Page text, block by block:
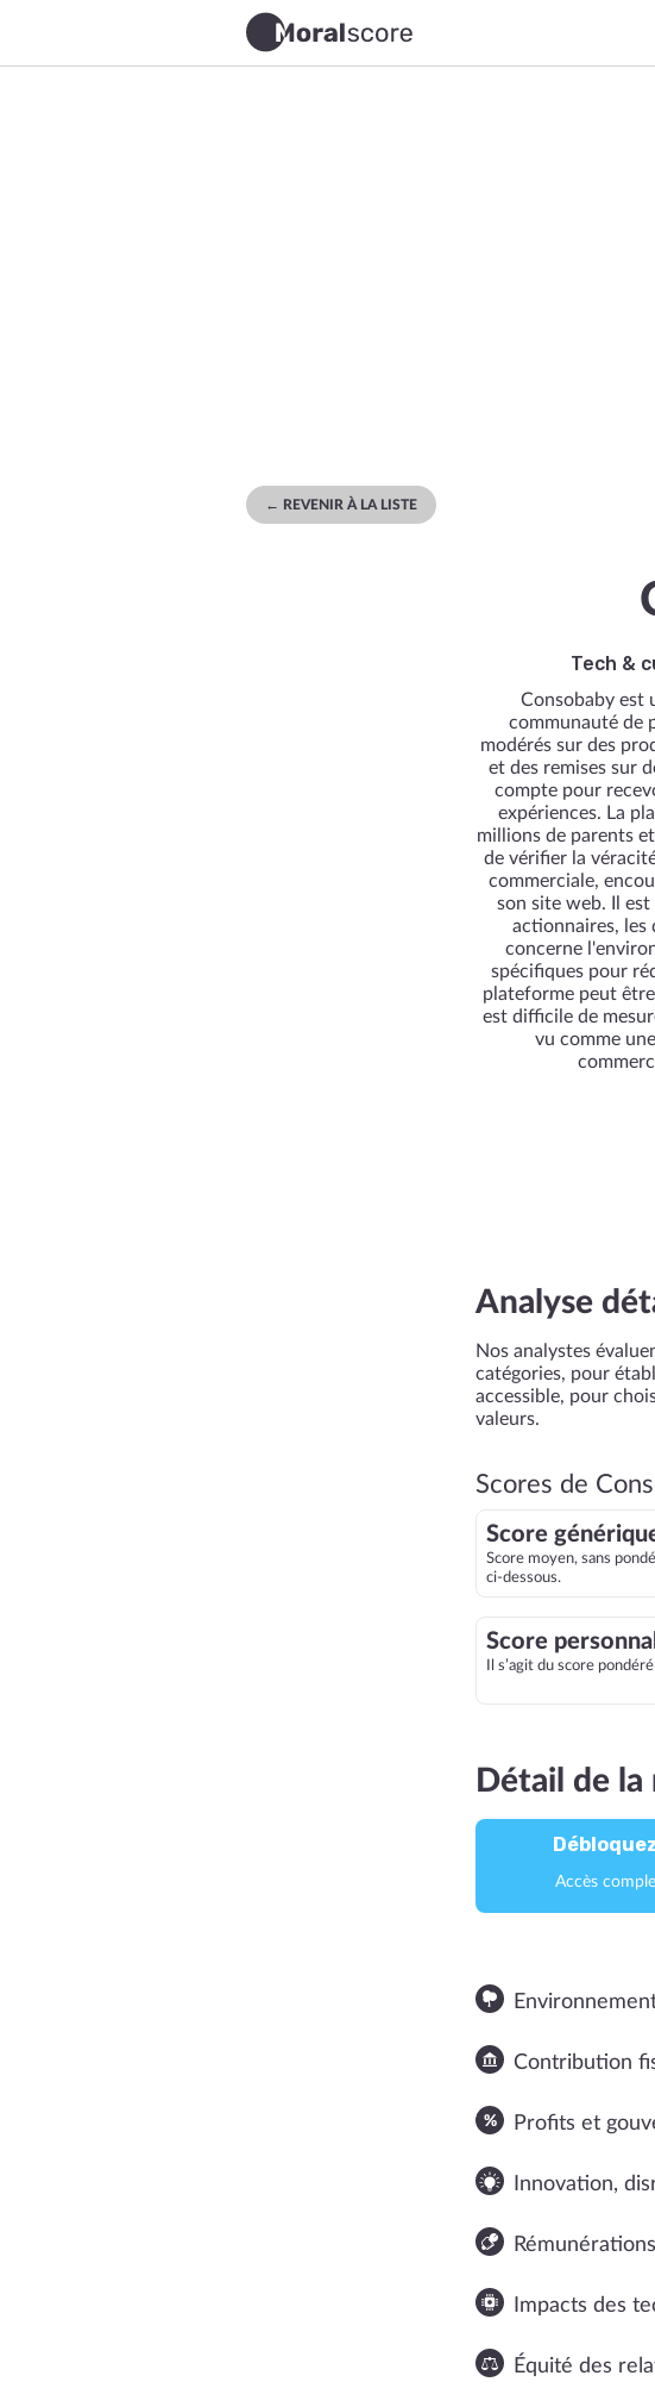
← REVENIR À LA LISTE
Tech &
Consobaby est
communauté de
modérés sur des
et des remises sur
compte pour
expériences. La
millions de parents
de vérifier la
commerciale,
son site web. Il
actionnaires, les
concerne
spécifiques pour
plateforme peut
est difficile de
vu comme
Analyse
Nos analystes
catégories, pour
accessible, pour
valeurs.
Scores de
Score
Score moyen, sans
ci-dessous.
Score
Il s’agit du score
Détail de
Accès
Contribution
Profits et
Innovation,
Impacts des
Équité des